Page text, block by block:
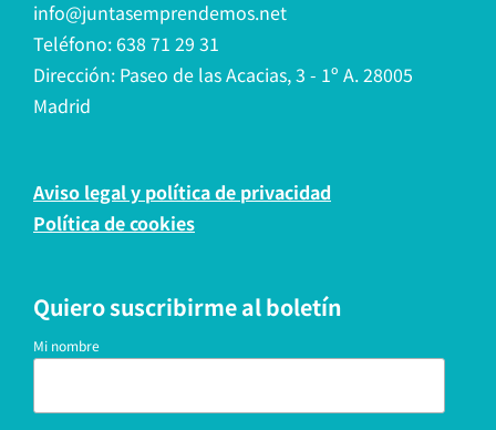
info@juntasemprendemos.net
Teléfono: 638 71 29 31
Dirección: Paseo de las Acacias, 3 - 1º A. 28005
Madrid
Aviso legal y política de privacidad
Política de cookies
Quiero suscribirme al boletín
Mi nombre